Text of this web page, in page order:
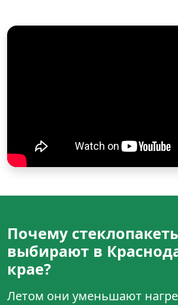
Почему
выбирают в
крае?
Летом они уменьшают